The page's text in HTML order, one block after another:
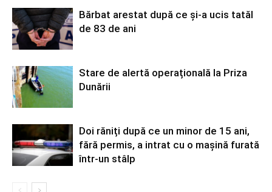
Bărbat arestat după ce și-a ucis tatăl
de 83 de ani
Stare de alertă operațională la Priza
Dunării
Doi răniți după ce un minor de 15 ani,
fără permis, a intrat cu o mașină furată
într-un stâlp